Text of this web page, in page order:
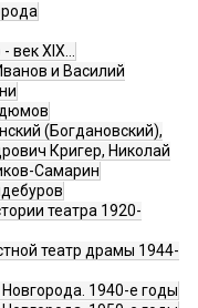
век XIX…
и Василий
(Богдановский),
Кригер, Николай
Самарин
театра 1920-
театр драмы 1944-
1940-е годы